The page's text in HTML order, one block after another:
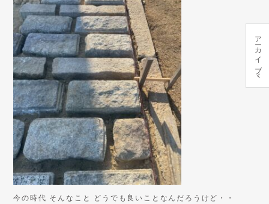
今の時代 そんなこと どうでも良いことなんだろうけど・・
アーカイブ